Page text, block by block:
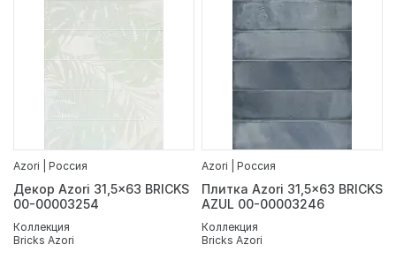
Azori | Россия
Декор Azori 31,5x63 BRICKS
00-00003254
Коллекция
Bricks Azori
Azori | Россия
Плитка Azori 31,5x63 BRICKS
AZUL 00-00003246
Коллекция
Bricks Azori